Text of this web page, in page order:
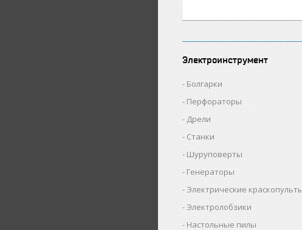
Электроинструмент
Болгарки
Перфораторы
Дрели
Станки
Шуруповерты
Генераторы
Электрические
Электролобзики
Настольные пилы